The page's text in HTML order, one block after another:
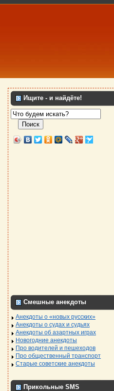
Ищите - и найдёте!
Поиск
Смешные анекдоты
Анекдоты о «новых русских»
Анекдоты о судах и судьях
Анекдоты об азартных играх
Новогодние анекдоты
Про водителей и пешеходов
Про общественный транспорт
Старые советские анекдоты
Прикольные SMS